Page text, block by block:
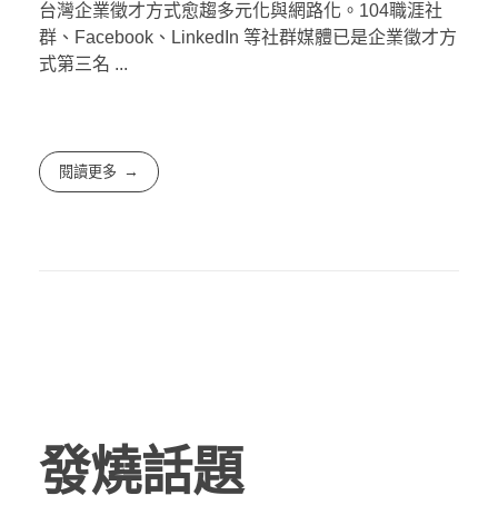
台灣企業徵才方式愈趨多元化與網路化。104職涯社
群、Facebook、LinkedIn 等社群媒體已是企業徵才方
式第三名 ...
閱讀更多
發燒話題